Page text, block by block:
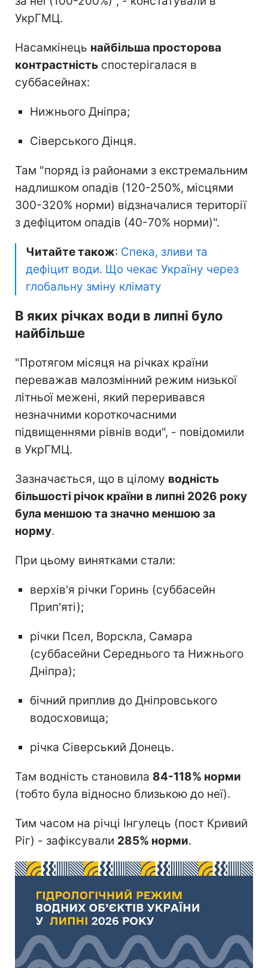
УкрГМЦ.
Насамкінець найбільша просторова
контрастність спостерігалася в
суббасейнах:
Нижнього Дніпра;
Сіверського Дінця.
Там "поряд із районами з екстремальним
надлишком опадів (120-250%, місцями
300-320% норми) відзначалися території
з дефіцитом опадів (40-70% норми)".
Читайте також: Спека, зливи та
дефіцит води. Що чекає Україну через
глобальну зміну клімату
В яких річках води в липні було
найбільше
"Протягом місяця на річках країни
переважав малозмінний режим низької
літньої межені, який переривався
незначними короткочасними
підвищеннями рівнів води", - повідомили
в УкрГМЦ.
Зазначається, що в цілому водність
більшості річок країни в липні 2026 року
була меншою та значно меншою за
норму.
При цьому винятками стали:
верхів'я річки Горинь (суббасейн
Прип'яті);
річки Псел, Ворскла, Самара
(суббасейни Середнього та Нижнього
Дніпра);
бічний приплив до Дніпровського
водосховища;
річка Сіверський Донець.
Там водність становила 84-118% норми
(тобто була відносно близькою до неї).
Тим часом на річці Інгулець (пост Кривий
Ріг) - зафіксували 285% норми.